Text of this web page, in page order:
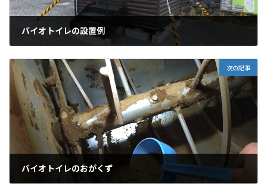
バイオトイレの設置例
次の記事
バイオトイレのおがくず